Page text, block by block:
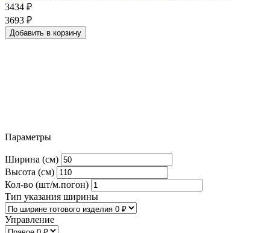
3434 ₽
3693 ₽
Добавить в корзину
Параметры
Ширина (см)
Высота (см)
Кол-во (шт/м.погон)
Тип указания ширины
Управление